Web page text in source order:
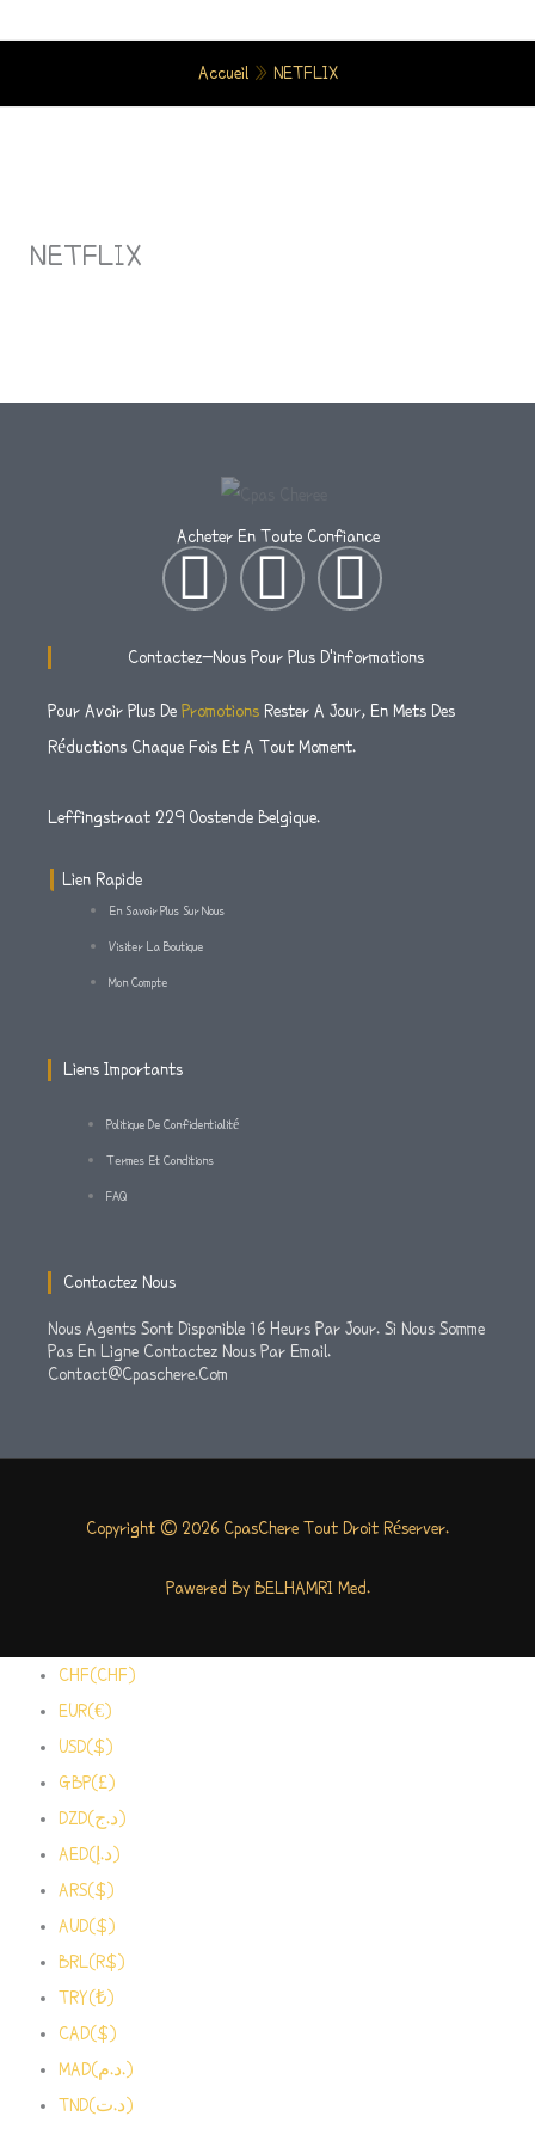
Accueil» NETFLIX
NETFLIX
Acheter En Toute Confiance
I
N
S
T
A
R
T
W
I
T
T
F
A
C
E
Contactez-Nous Pour Plus D'informations
Pour Avoir Plus De Promotions Rester A Jour, En Mets Des
Réductions Chaque Fois Et A Tout Moment.
Leffingstraat 229 Oostende Belgique.
Lien Rapide
En Savoir Plus Sur Nous
Visiter La Boutique
Mon Compte
Liens Importants
Politique De Confidentialité
Termes Et Conditions
FAQ
Contactez Nous
Nous Agents Sont Disponible 16 Heurs Par Jour. Si Nous Somme
Pas En Ligne Contactez Nous Par Email.
Contact@cpaschere.com
Copyright © 2026 CpasChere Tout Droit Réserver.
Pawered By BELHAMRI Med.
CHF(CHF)
EUR(€)
USD($)
GBP(£)
DZD(د.ج)
AED(د.إ)
ARS($)
AUD($)
BRL(R$)
TRY(₺)
CAD($)
MAD(د.م.)
TND(د.ت)